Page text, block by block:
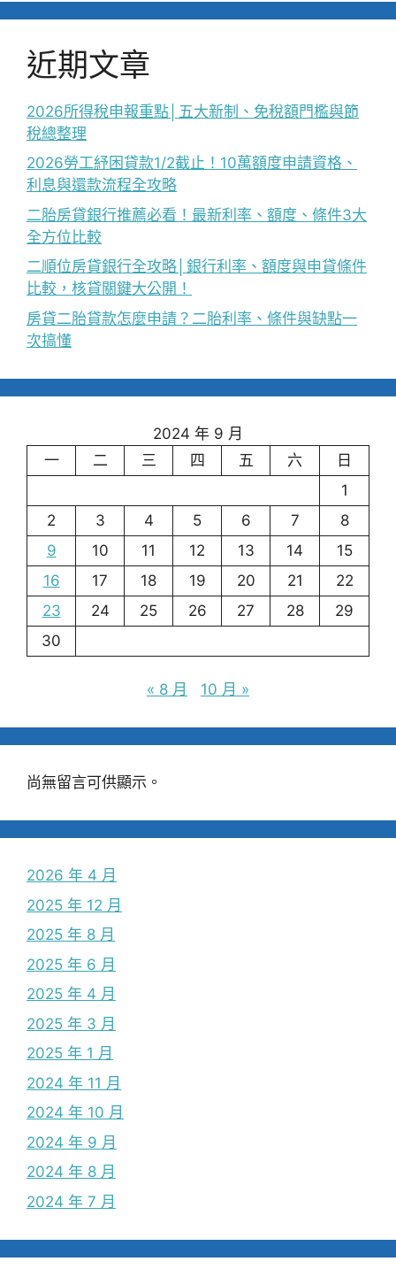
近期文章
2026所得稅申報重點│五大新制、免稅額門檻與節
稅總整理
2026勞工紓困貸款1/2截止！10萬額度申請資格、
利息與還款流程全攻略
二胎房貸銀行推薦必看！最新利率、額度、條件3大
全方位比較
二順位房貸銀行全攻略│銀行利率、額度與申貸條件
比較，核貸關鍵大公開！
房貸二胎貸款怎麼申請？二胎利率、條件與缺點一
次搞懂
2024 年 9 月
一
二 三 四 五 六
日
1
2
3 4 5 6 7
8
9
10 11 12 13 14
15
16
17 18 19 20 21
22
23
24 25 26 27 28
29
30
« 8 月 10 月 »
尚無留言可供顯示。
2026 年 4 月
2025 年 12 月
2025 年 8 月
2025 年 6 月
2025 年 4 月
2025 年 3 月
2025 年 1 月
2024 年 11 月
2024 年 10 月
2024 年 9 月
2024 年 8 月
2024 年 7 月